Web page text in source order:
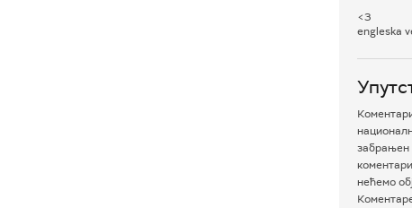
<3
engleska
забрањен
нећемо